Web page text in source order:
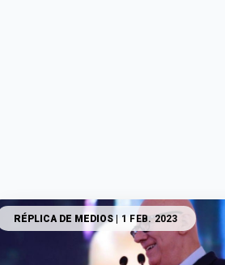
RÉPLICA DE MEDIOS| 1 FEB. 2023